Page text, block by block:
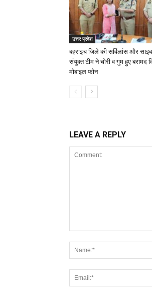
उत्तर प्रदेश
बहराइच जिले की सर्विलांस और
संयुक्त टीम ने चोरी व गुम हुए बरामद
मोबाइल फोन
LEAVE A REPLY